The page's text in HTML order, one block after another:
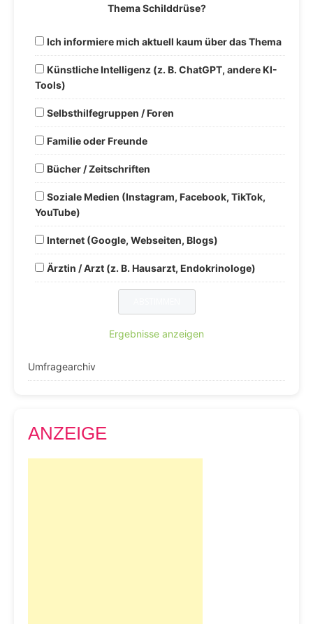
Thema Schilddrüse?
Ich informiere mich aktuell kaum über das Thema
Künstliche Intelligenz (z. B. ChatGPT, andere KI-
Tools)
Selbsthilfegruppen / Foren
Familie oder Freunde
Bücher / Zeitschriften
Soziale Medien (Instagram, Facebook, TikTok,
YouTube)
Internet (Google, Webseiten, Blogs)
Ärztin / Arzt (z. B. Hausarzt, Endokrinologe)
Ergebnisse anzeigen
Umfragearchiv
ANZEIGE